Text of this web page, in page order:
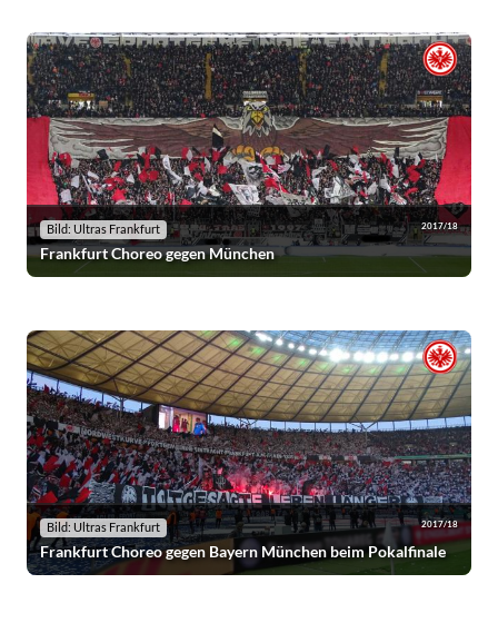
Bild: Ultras Frankfurt 2017/18
Frankfurt Choreo gegen München
Bild: Ultras Frankfurt 2017/18
Frankfurt Choreo gegen Bayern München beim Pokalfinale